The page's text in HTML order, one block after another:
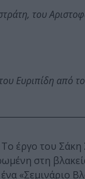
του
Ευριπίδη από
Το έργο του Σάκη
στη
«Σεμινάριο